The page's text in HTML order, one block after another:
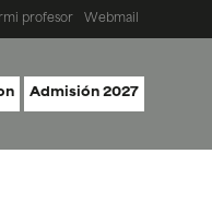
profesor Webmail
Admisión 2027